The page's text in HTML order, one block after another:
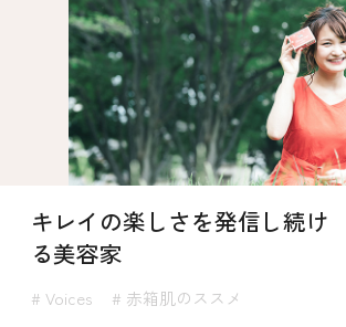
キレイの楽しさを発信し続け
る美容家
# Voices # 赤箱肌のススメ